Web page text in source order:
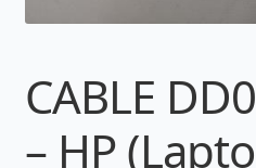
CABLE
– HP